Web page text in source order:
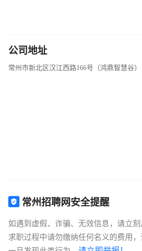
公司地址
常州市新北区汉江西路166号（鸿鼎智慧谷）
常州招聘网安全提醒
如遇到虚假、诈骗、无效信息，请立刻
求职过程中请勿缴纳任何名义的费用